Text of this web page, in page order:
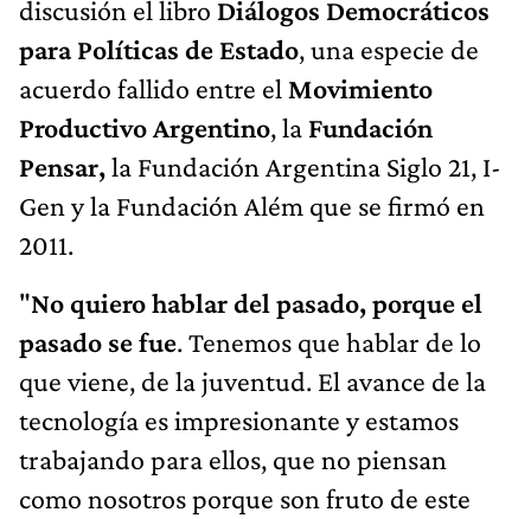
discusión el libro Diálogos Democráticos
para Políticas de Estado, una especie de
acuerdo fallido entre el Movimiento
Productivo Argentino, la Fundación
Pensar,la Fundación Argentina Siglo 21, I-
Gen y la Fundación Além que se firmó en
2011.
"No quiero hablar del pasado, porque el
pasado se fue. Tenemos que hablar de lo
que viene, de la juventud. El avance de la
tecnología es impresionante y estamos
trabajando para ellos, que no piensan
como nosotros porque son fruto de este